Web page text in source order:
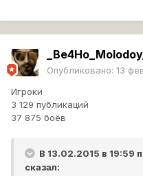
_Be4Ho_Molodoy_
Опубликовано: 13
Игроки
3 129 публикаций
37 875 боёв
В 13.02.2015 в 19:59
сказал: